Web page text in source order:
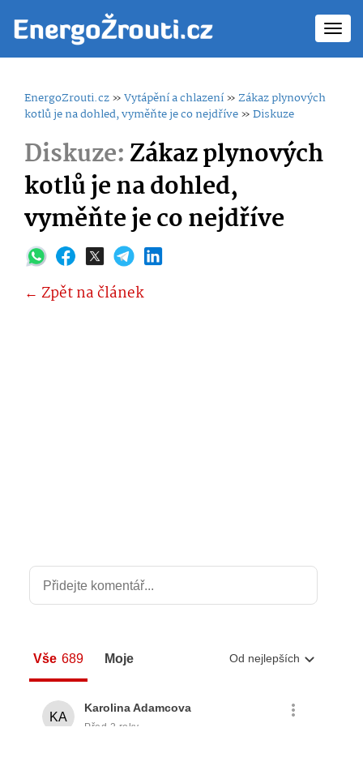
EnergoZrouti.cz»Vytápění a chlazení»Zákaz plynových
kotlů je na dohled, vyměňte je co nejdříve»Diskuze
Diskuze:Zákaz plynových
kotlů je na dohled,
vyměňte je co nejdříve
← Zpět na článek